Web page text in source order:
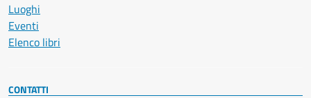
Luoghi
Eventi
Elenco libri
CONTATTI